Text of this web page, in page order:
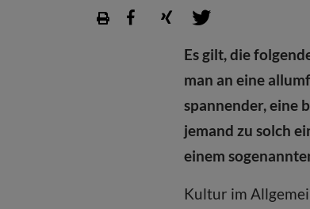
Es gilt, die
man an eine
spannender, eine
jemand zu solch
einem
Kultur im